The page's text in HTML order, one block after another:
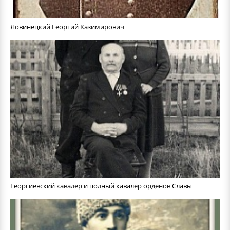
Ловинецкий Георгий Казимирович
Георгиевский кавалер и полный кавалер орденов Славы